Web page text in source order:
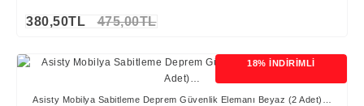
380,50TL 475,00TL
Asisty Mobilya Sabitleme Deprem Güvenlik Elemanı Beyaz (2 Adet)…
18% İNDİRİMLİ